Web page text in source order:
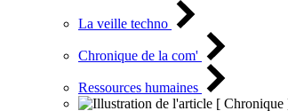
La veille techno
Chronique de la com'
Ressources humaines